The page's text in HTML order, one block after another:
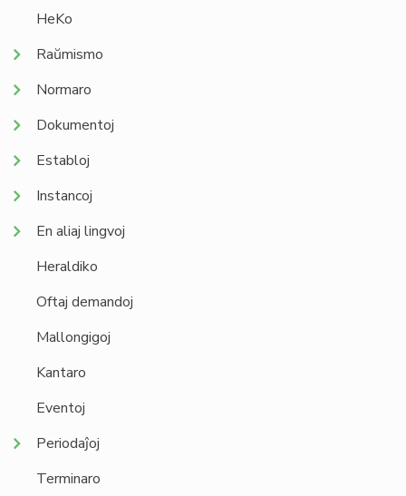
HeKo
Raŭmismo
Normaro
Dokumentoj
Establoj
Instancoj
En aliaj lingvoj
Heraldiko
Oftaj demandoj
Mallongigoj
Kantaro
Eventoj
Periodaĵoj
Terminaro